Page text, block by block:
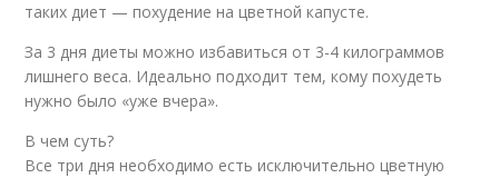
таких диет — похудение на цветной капусте.
За 3 дня диеты можно избавиться от 3-4 килограммов
лишнего веса. Идеально подходит тем, кому похудеть
нужно было «уже вчера».
В чем суть?
Все три дня необходимо есть исключительно цветную